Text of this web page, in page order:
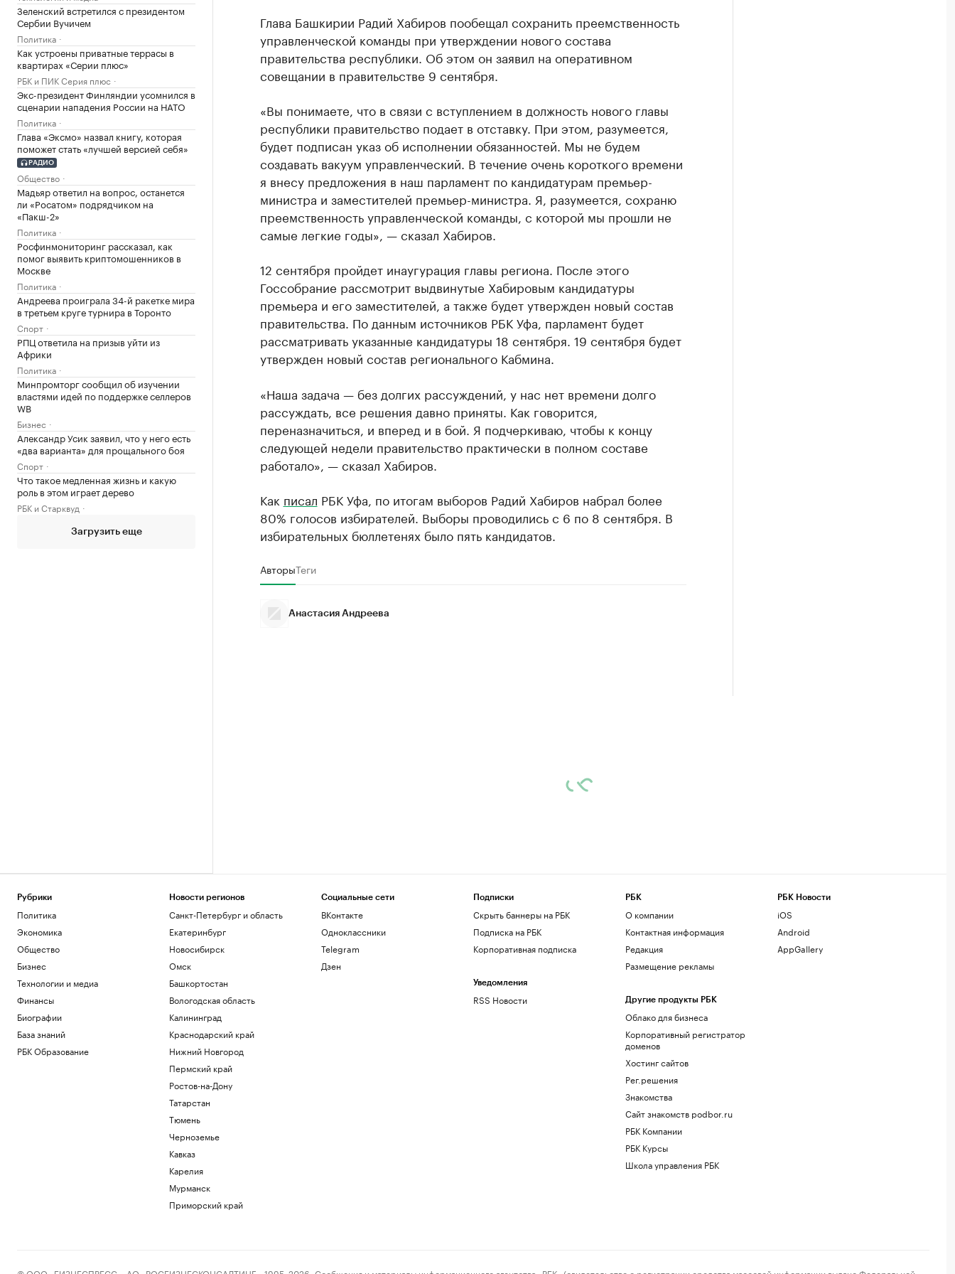
Зеленский встретился с президентом
Сербии Вучичем
Политика
Как устроены приватные террасы в
квартирах «Серии плюс»
РБК и ПИК Серия плюс
Экс-президент Финляндии усомнился в
сценарии нападения России на НАТО
Политика
Глава «Эксмо» назвал книгу, которая
поможет стать «лучшей версией себя»
РАДИО
Общество
Мадьяр ответил на вопрос, останется
ли «Росатом» подрядчиком на
«Пакш-2»
Политика
Росфинмониторинг рассказал, как
помог выявить криптомошенников в
Москве
Политика
Андреева проиграла 34-й ракетке мира
в третьем круге турнира в Торонто
Спорт
РПЦ ответила на призыв уйти из
Африки
Политика
Минпромторг сообщил об изучении
властями идей по поддержке селлеров
WB
Бизнес
Александр Усик заявил, что у него есть
«два варианта» для прощального боя
Спорт
Что такое медленная жизнь и какую
роль в этом играет дерево
РБК и Старквуд
Загрузить еще
Глава Башкирии Радий Хабиров пообещал сохранить преемственность
управленческой команды при утверждении нового состава
правительства республики. Об этом он заявил на оперативном
совещании в правительстве 9 сентября.
«Вы понимаете, что в связи с вступлением в должность нового главы
республики правительство подает в отставку. При этом, разумеется,
будет подписан указ об исполнении обязанностей. Мы не будем
создавать вакуум управленческий. В течение очень короткого времени
я внесу предложения в наш парламент по кандидатурам премьер-
министра и заместителей премьер-министра. Я, разумеется, сохраню
преемственность управленческой команды, с которой мы прошли не
самые легкие годы», — сказал Хабиров.
12 сентября пройдет инаугурация главы региона. После этого
Госсобрание рассмотрит выдвинутые Хабировым кандидатуры
премьера и его заместителей, а также будет утвержден новый состав
правительства. По данным источников РБК Уфа, парламент будет
рассматривать указанные кандидатуры 18 сентября. 19 сентября будет
утвержден новый состав регионального Кабмина.
«Наша задача — без долгих рассуждений, у нас нет времени долго
рассуждать, все решения давно приняты. Как говорится,
переназначиться, и вперед и в бой. Я подчеркиваю, чтобы к концу
следующей недели правительство практически в полном составе
работало», — сказал Хабиров.
Как писал РБК Уфа, по итогам выборов Радий Хабиров набрал более
80% голосов избирателей. Выборы проводились с 6 по 8 сентября. В
избирательных бюллетенях было пять кандидатов.
АвторыТеги
Анастасия Андреева
Рубрики
Политика
Экономика
Общество
Бизнес
Технологии и медиа
Финансы
Биографии
База знаний
РБК Образование
Новости регионов
Санкт-Петербург и область
Екатеринбург
Новосибирск
Омск
Башкортостан
Вологодская область
Калининград
Краснодарский край
Нижний Новгород
Пермский край
Ростов-на-Дону
Татарстан
Тюмень
Черноземье
Кавказ
Карелия
Мурманск
Приморский край
Социальные сети
ВКонтакте
Одноклассники
Telegram
Дзен
Подписки
Скрыть баннеры на РБК
Подписка на РБК
Корпоративная подписка
Уведомления
RSS Новости
РБК
О компании
Контактная информация
Редакция
Размещение рекламы
Другие продукты РБК
Облако для бизнеса
Корпоративный регистратор
доменов
Хостинг сайтов
Рег.решения
Знакомства
Сайт знакомств podbor.ru
РБК Компании
РБК Курсы
Школа управления РБК
РБК Новости
iOS
Android
AppGallery